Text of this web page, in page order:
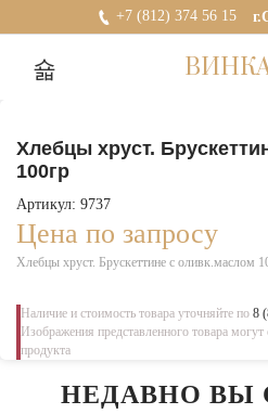
+7 (812) 374 56 15
Хлебцы хруст.
100гр
Артикул: 9737
Цена по запросу
Хлебцы хруст. Брускеттине с оливк.маслом
Наличие и стоимость товара уточняйте по 8
Изображения представленного товара могут
продукта
НЕДАВНО ВЫ